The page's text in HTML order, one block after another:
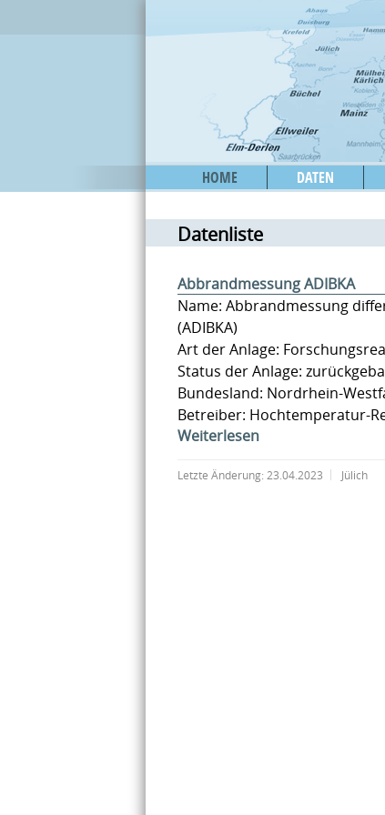
HOME DATEN
Datenliste
Abbrandmessung ADIBKA
Name: Abbrandmessung
(ADIBKA)
Art der Anlage:
Status der Anlage:
Bundesland: Nordrhein-
Betreiber: Hochtemperatur-
Weiterlesen
Letzte Änderung: 23.04.2023 Jülich